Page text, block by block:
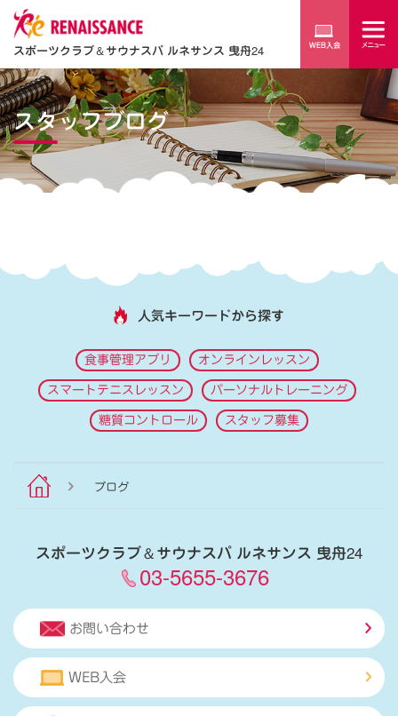
スポーツクラブ＆サウナスパ ルネサンス 曳舟24
スタッフブログ
人気キーワードから探す
食事管理アプリ オンラインレッスン
スマートテニスレッスン パーソナルトレーニング
糖質コントロール スタッフ募集
ブログ
スポーツクラブ＆サウナスパ ルネサンス 曳舟24
03-5655-3676
お問い合わせ
WEB入会